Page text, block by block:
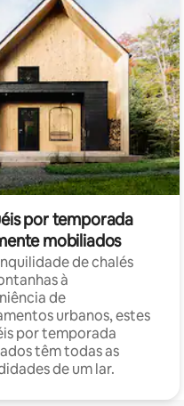
por temporada
mobiliados
de chalés
à
de
urbanos, estes
por temporada
têm todas as
de um lar.